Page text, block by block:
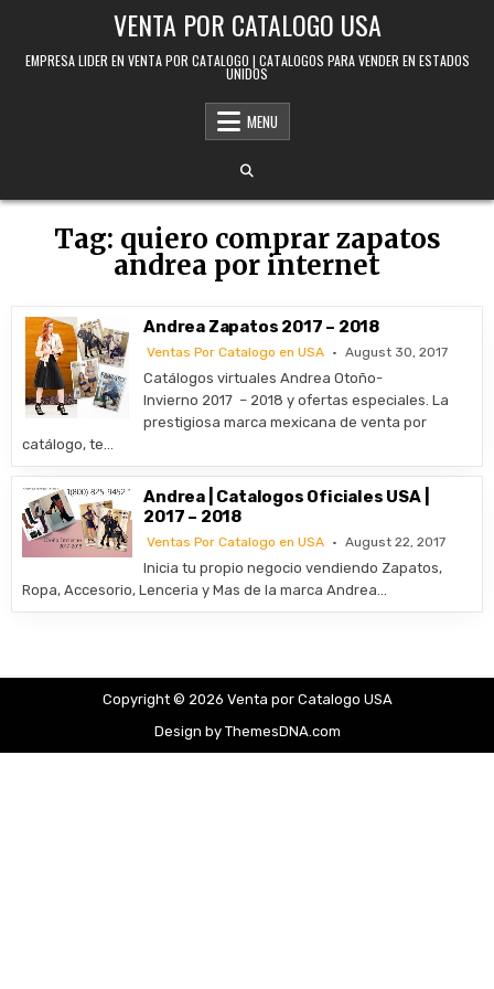
VENTA POR CATALOGO USA
EMPRESA LIDER EN VENTA POR CATALOGO | CATALOGOS PARA VENDER EN ESTADOS
UNIDOS
MENU
Tag: quiero comprar zapatos
andrea por internet
Andrea Zapatos 2017 – 2018
Ventas Por Catalogo en USA August 30, 2017
Catálogos virtuales Andrea Otoño-
Invierno 2017 – 2018 y ofertas especiales. La
prestigiosa marca mexicana de venta por
catálogo, te…
Andrea | Catalogos Oficiales USA |
2017 – 2018
Ventas Por Catalogo en USA August 22, 2017
Inicia tu propio negocio vendiendo Zapatos,
Ropa, Accesorio, Lenceria y Mas de la marca Andrea…
Copyright © 2026 Venta por Catalogo USA
Design by ThemesDNA.com